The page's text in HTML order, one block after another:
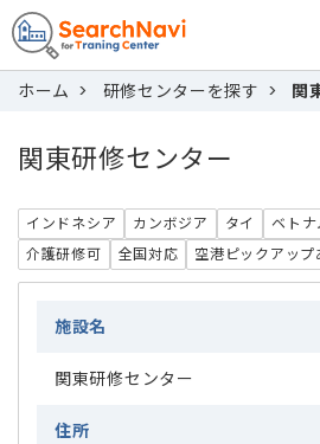
ホーム 研修センターを探す 関
関東研修センター
インドネシア カンボジア タイ ベトナ
介護研修可
全国対応 空港ピックアップ
施設名
関東研修センター
住所